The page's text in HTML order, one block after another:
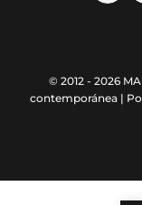
© 2012 - 2026
contemporánea |